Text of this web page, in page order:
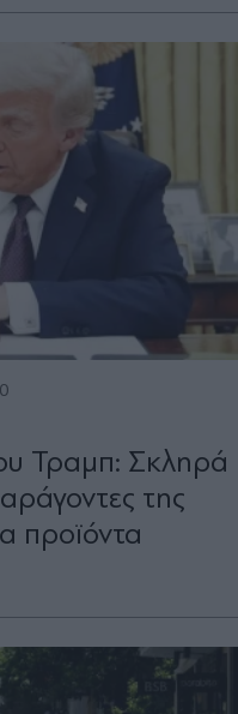
Τραµπ: Σκληρά
της
προϊόντα